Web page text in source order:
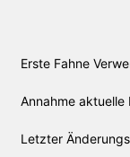
Erste Fahne
Annahme aktuelle
Letzter